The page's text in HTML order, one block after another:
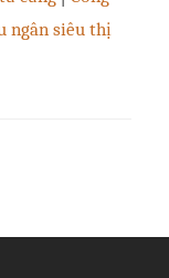
ngân siêu thị